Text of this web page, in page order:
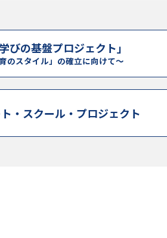
びの基盤プロジェクト」
のスタイル」の確立に向けて～
・スクール・ プロジェクト